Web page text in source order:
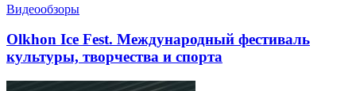
Видеообзоры
Olkhon Ice Fest. Международный фестиваль
культуры, творчества и спорта